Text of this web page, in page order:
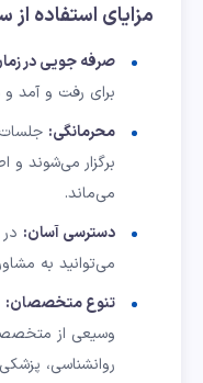
مزایای استفاده
صرفه جویی در
برای رفت و آمد
محرمانگی:
برگزار می‌شوند و
می‌ماند.
دسترسی آسان:
می‌توانید به
تنوع متخصصان:
وسیعی از
روانشناسی،